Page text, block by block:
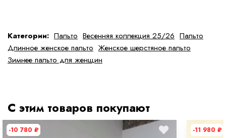
Категории: Пальто Весенняя коллекция 25/26 Пальто
Длинное женское пальто Женское шерстяное пальто
Зимнее пальто для женщин
С этим товаров покупают
-10 780 ₽ -11 980 ₽